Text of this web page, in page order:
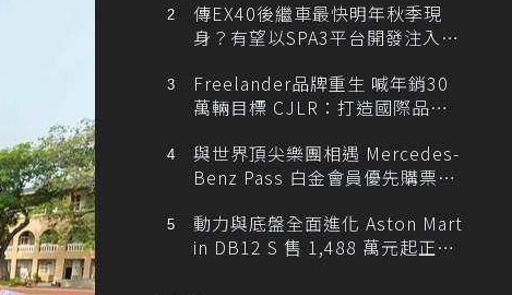
傳EX40後繼車最快明年秋季現
身？有望以SPA3平台開發注入80
Freelander品牌重生 喊年銷30
萬輛目標 CJLR：打造國際品牌
與世界頂尖樂團相遇 Mercedes-
Benz Pass 白金會員優先購票維
動力與底盤全面進化 Aston Mart
in DB12 S 售 1,488 萬元起正式